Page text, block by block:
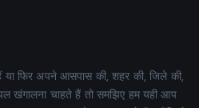
फिर अपने आसपास की, शहर की, जिले की,
खंगालना चाहते हैं तो समझिए हम यही आप